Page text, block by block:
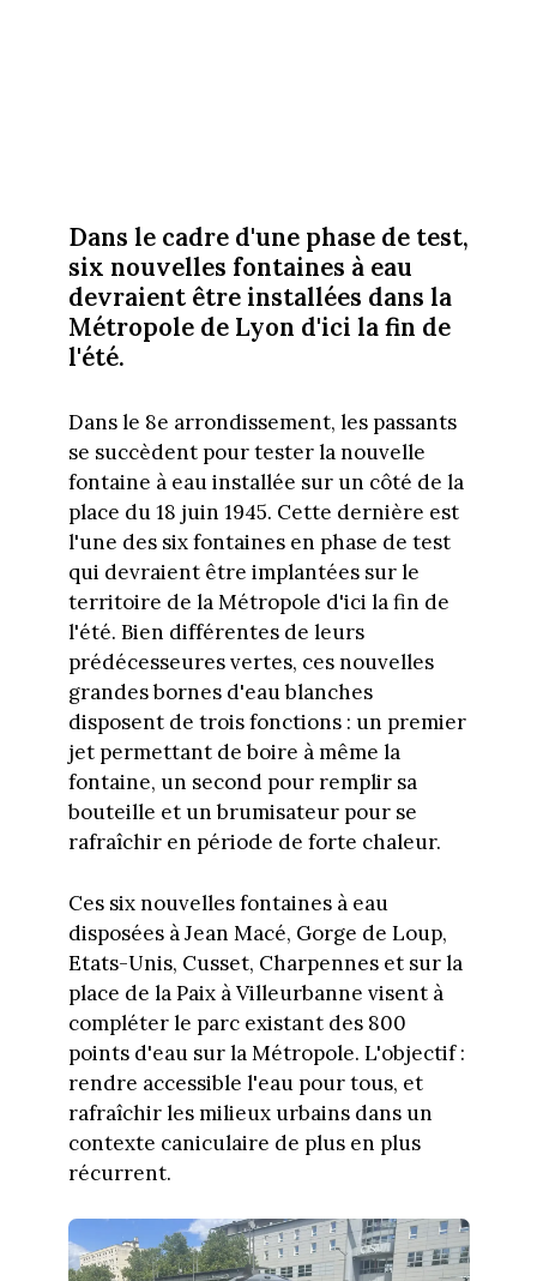
Dans le cadre d'une phase de test,
six nouvelles fontaines à eau
devraient être installées dans la
Métropole de Lyon d'ici la fin de
l'été.
Dans le 8e arrondissement, les passants
se succèdent pour tester la nouvelle
fontaine à eau installée sur un côté de la
place du 18 juin 1945. Cette dernière est
l'une des six fontaines en phase de test
qui devraient être implantées sur le
territoire de la Métropole d'ici la fin de
l'été. Bien différentes de leurs
prédécesseures vertes, ces nouvelles
grandes bornes d'eau blanches
disposent de trois fonctions : un premier
jet permettant de boire à même la
fontaine, un second pour remplir sa
bouteille et un brumisateur pour se
rafraîchir en période de forte chaleur.
Ces six nouvelles fontaines à eau
disposées à Jean Macé, Gorge de Loup,
Etats-Unis, Cusset, Charpennes et sur la
place de la Paix à Villeurbanne visent à
compléter le parc existant des 800
points d'eau sur la Métropole. L'objectif :
rendre accessible l'eau pour tous, et
rafraîchir les milieux urbains dans un
contexte caniculaire de plus en plus
récurrent.